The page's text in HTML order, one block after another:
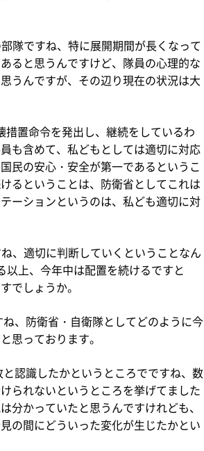
隊ですね、特に展開期間が長くなって
ると思うんですけど、隊員の心理的な
うんですが、その辺り現在の状況は大
措置命令を発出し、継続をしているわ
も含めて、私どもとしては適切に対応
民の安心・安全が第一であるというこ
るということは、防衛省としてこれは
ーションというのは、私ども適切に対
、適切に判断していくということなん
上、今年中は配置を続けるですと
でしょうか。
、防衛省・自衛隊としてどのように今
思っております。
認識したかというところでですね、数
られないというところを挙げてました
かっていたと思うんですけれども、
の間にどういった変化が生じたかとい